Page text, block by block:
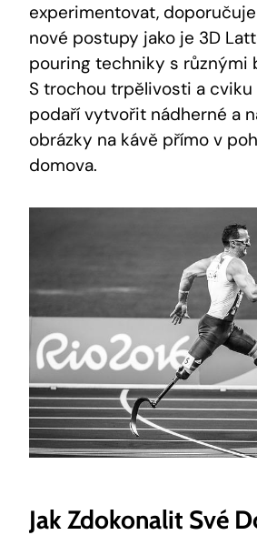
experimentovat,
nové postupy jako je 3D
pouring techniky s různými
S trochou trpělivosti a
podaří vytvořit nádherné a
obrázky na kávě přímo v
domova.
Jak Zdokonalit Své